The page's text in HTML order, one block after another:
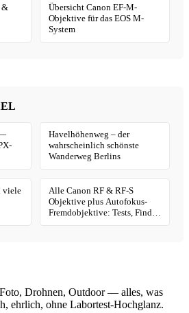
&
Übersicht Canon EF-M-
Objektive für das EOS M-
System
—
Havelhöhenweg – der
wahrscheinlich schönste
Wanderweg Berlins
viele
Alle Canon RF & RF-S
Objektive plus Autofokus-
Fremdobjektive: Tests, Finder
Drohnen, Outdoor — alles, was
ehrlich, ohne Labortest-Hochglanz.